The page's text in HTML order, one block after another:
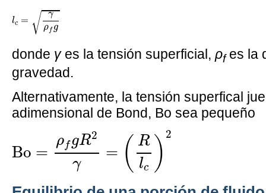
lc = √
γ
ρf g
g
donde γes la tensión superficial, ρfes la
gravedad.
Alternativamente, la tensión superfical
adimensional de Bond, Bo sea pequeño
Bo =
ρf gR2
γ
= ( R
lc ) 2
2γ= ) 2